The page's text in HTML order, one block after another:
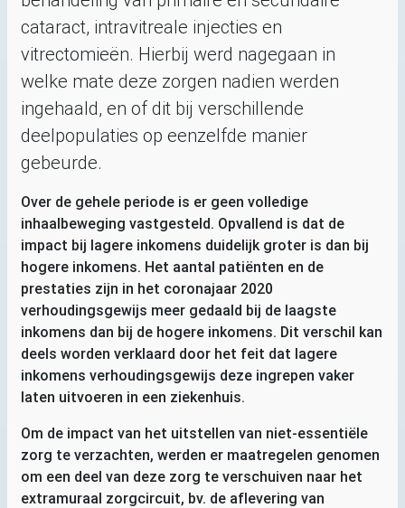
cataract, intravitreale injecties en
vitrectomieën. Hierbij werd nagegaan in
welke mate deze zorgen nadien werden
ingehaald, en of dit bij verschillende
deelpopulaties op eenzelfde manier
gebeurde.
Over de gehele periode is er geen volledige
inhaalbeweging vastgesteld. Opvallend is dat de
impact bij lagere inkomens duidelijk groter is dan bij
hogere inkomens. Het aantal patiënten en de
prestaties zijn in het coronajaar 2020
verhoudingsgewijs meer gedaald bij de laagste
inkomens dan bij de hogere inkomens. Dit verschil kan
deels worden verklaard door het feit dat lagere
inkomens verhoudingsgewijs deze ingrepen vaker
laten uitvoeren in een ziekenhuis.
Om de impact van het uitstellen van niet-essentiële
zorg te verzachten, werden er maatregelen genomen
om een deel van deze zorg te verschuiven naar het
extramuraal zorgcircuit, bv. de aflevering van